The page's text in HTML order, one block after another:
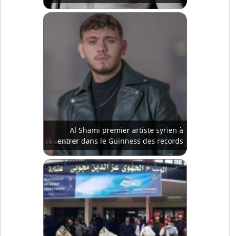
Al Shami premier artiste syrien à
entrer dans le Guinness des records